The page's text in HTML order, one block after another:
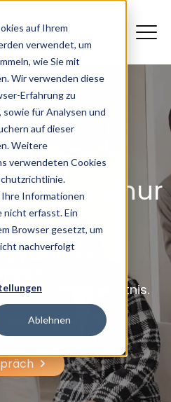
auf Ihrem
verwendet, um
wie Sie mit
Wir verwenden diese
Erfahrung zu
sowie für Analysen und
auf dieser
Weitere
verwendeten Cookies
Ihre Informationen
nicht erfasst. Ein
Browser gesetzt, um
nachverfolgt
Ablehnen
Beruf
als nur
Beruf aus Ihrer
von
Angestelltenverhältnis.
und Sinn.